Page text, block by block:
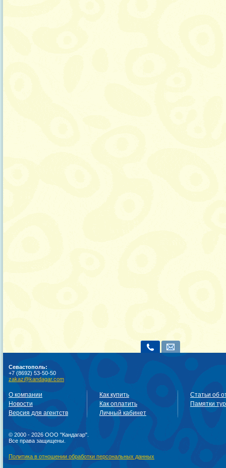
Севастополь:
+7 (8692) 53-50-50
zakaz@kandagar.com
О компании
Новости
Версия для агентств
Как купить
Как оплатить
Личный кабинет
Статьи об
Памятки
© 2000 - 2026 ООО "Кандагар".
Все права защищены.
Политика в отношении обработки персональных данных